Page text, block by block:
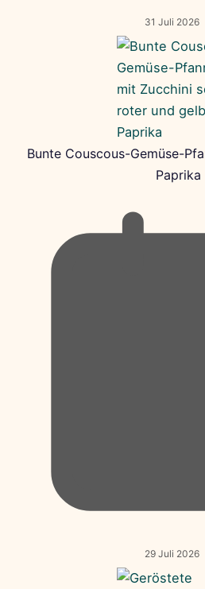
31 Juli 2026
Bunte Couscous-Gemüse-
Paprika
29 Juli 2026